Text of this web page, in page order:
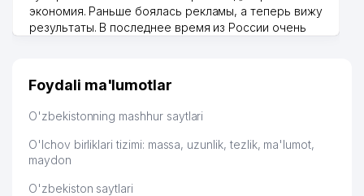
экономия. Раньше боялась рекламы, а теперь вижу
результаты. В последнее время из России очень
дальше развиваюсь потихоньку😊
Hamida 03.08.2026 12:45:39
Foydali ma'lumotlar
O'zbekistonning mashhur saytlari
O'lchov birliklari tizimi: massa, uzunlik, tezlik, ma'lumot,
maydon
O'zbekiston saytlari